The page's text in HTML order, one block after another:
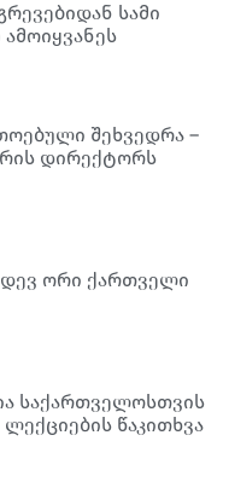
სამი
შეხვედრა –
დირექტორს
ორი ქართველი
საქართველოსთვის
წაკითხვა